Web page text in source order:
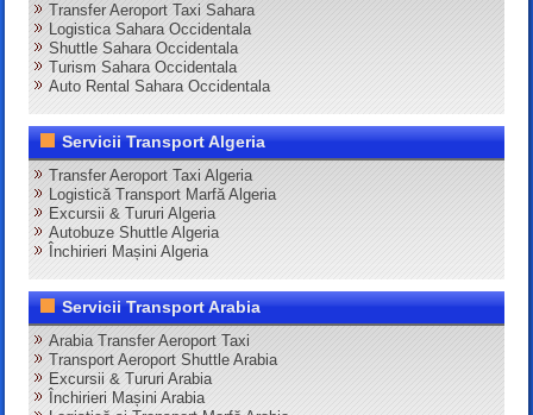
Transfer Aeroport Taxi Sahara
Logistica Sahara Occidentala
Shuttle Sahara Occidentala
Turism Sahara Occidentala
Auto Rental Sahara Occidentala
Servicii Transport Algeria
Transfer Aeroport Taxi Algeria
Logistică Transport Marfă Algeria
Excursii & Tururi Algeria
Autobuze Shuttle Algeria
Închirieri Mașini Algeria
Servicii Transport Arabia
Arabia Transfer Aeroport Taxi
Transport Aeroport Shuttle Arabia
Excursii & Tururi Arabia
Închirieri Mașini Arabia